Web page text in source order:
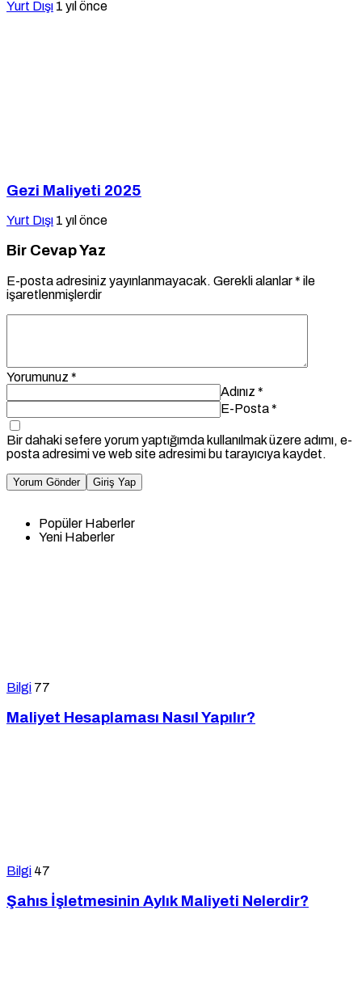
Yurt Dışı 1 yıl önce
Gezi Maliyeti 2025
Yurt Dışı 1 yıl önce
Bir Cevap Yaz
E-posta adresiniz yayınlanmayacak. Gerekli alanlar* ile
işaretlenmişlerdir
Yorumunuz *
Adınız *
E-Posta*
Bir dahaki sefere yorum yaptığımda kullanılmak üzere adımı, e-
posta adresimi ve web site adresimi bu tarayıcıya kaydet.
Yorum Gönder Giriş Yap
Popüler Haberler
Yeni Haberler
Bilgi 77
Maliyet Hesaplaması Nasıl Yapılır?
Bilgi 47
Şahıs İşletmesinin Aylık Maliyeti Nelerdir?